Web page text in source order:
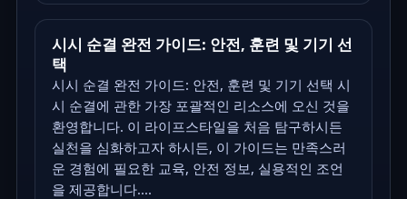
시시 순결 완전 가이드: 안전, 훈련 및 기기 선
택
시시 순결 완전 가이드: 안전, 훈련 및 기기 선택 시
시 순결에 관한 가장 포괄적인 리소스에 오신 것을
환영합니다. 이 라이프스타일을 처음 탐구하시든
실천을 심화하고자 하시든, 이 가이드는 만족스러
운 경험에 필요한 교육, 안전 정보, 실용적인 조언
을 제공합니다....